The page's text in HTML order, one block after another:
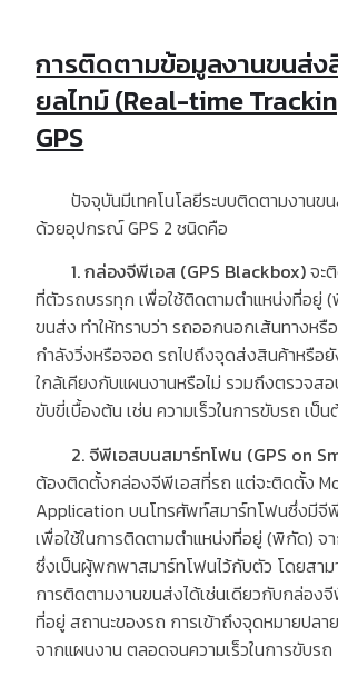
การติดตามข้อมูลงานขนส่ง
ยลไทม์ (Real-time
GPS
ปัจจุบันมีเทคโนโลยีระบบติดตามงานขน
ด้วยอุปกรณ์GPS 2ชนิดคือ
1.กล่องจีพีเอส (GPS Blackbox)จะ
ที่ตัวรถบรรทุก เพื่อใช้ติดตามตำแหน่งที่อยู่ (
ขนส่ง ทำให้ทราบว่า รถออกนอกเส้นทางหรื
กำลังวิ่งหรือจอด รถไปถึงจุดส่งสินค้าหรือยั
ใกล้เคียงกับแผนงานหรือไม่ รวมถึงตรวจส
ขับขี่เบื้องต้น เช่น ความเร็วในการขับรถ เป็น
2.จีพีเอสบนสมาร์ทโฟน (GPS on
ต้องติดตั้งกล่องจีพีเอสที่รถ แต่จะติดตั้ง
Applicationบนโทรศัพท์สมาร์ทโฟนซึ่งมีจี
เพื่อใช้ในการติดตามตำแหน่งที่อยู่ (พิกัด)จ
ซึ่งเป็นผู้พกพาสมาร์ทโฟนไว้กับตัว โดยสา
การติดตามงานขนส่งได้เช่นเดียวกับกล่อง
ที่อยู่ สถานะของรถ การเข้าถึงจุดหมายปลา
จากแผนงาน ตลอดจนความเร็วในการขับรถ